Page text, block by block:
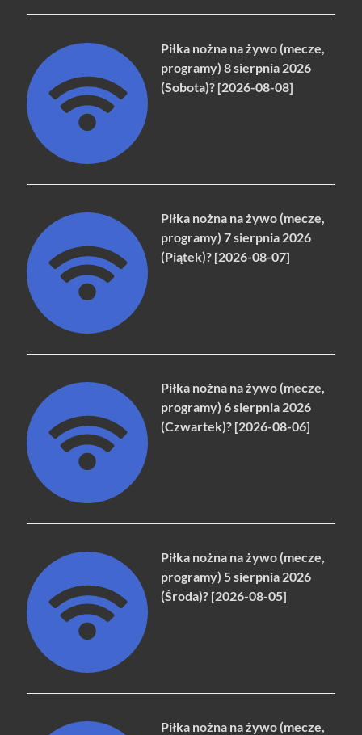
Piłka nożna na żywo (mecze,
programy) 8 sierpnia 2026
(Sobota)? [2026-08-08]
Piłka nożna na żywo (mecze,
programy) 7 sierpnia 2026
(Piątek)? [2026-08-07]
Piłka nożna na żywo (mecze,
programy) 6 sierpnia 2026
(Czwartek)? [2026-08-06]
Piłka nożna na żywo (mecze,
programy) 5 sierpnia 2026
(Środa)? [2026-08-05]
Piłka nożna na żywo (mecze,